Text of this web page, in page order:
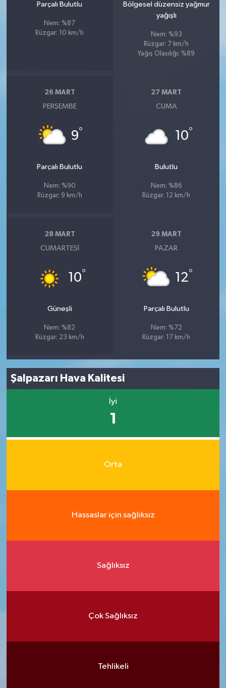
Parçalı Bulutlu
Nem: %87
Rüzgar: 10 km/h
Bölgesel düzensiz yağmur
yağışlı
Nem: %93
Rüzgar: 7 km/h
Yağış Olasılığı: %89
26 MART
PERŞEMBE
9°
Parçalı Bulutlu
Nem: %90
Rüzgar: 9 km/h
27 MART
CUMA
10°
Bulutlu
Nem: %86
Rüzgar: 12 km/h
28 MART
CUMARTESI
10°
Güneşli
Nem: %82
Rüzgar: 23 km/h
29 MART
PAZAR
12°
Parçalı Bulutlu
Nem: %72
Rüzgar: 17 km/h
Şalpazarı Hava Kalitesi
İyi
1
Orta
Hassaslar için sağlıksız
Sağlıksız
Çok Sağlıksız
Tehlikeli